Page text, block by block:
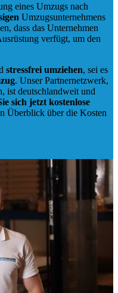
eines Umzugs nach
Umzugsunternehmens
dass das Unternehmen
verfügt, um den
stressfrei umziehen, sei es
. Unser Partnernetzwerk,
ist deutschlandweit und
sich jetzt kostenlose
Überblick über die Kosten